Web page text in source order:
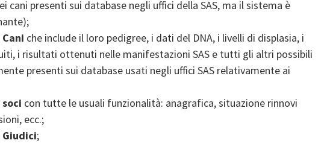
cani presenti sui database negli uffici della SAS, ma il sistema è
che include il loro pedigree, i dati del DNA, i livelli di displasia, i
i risultati ottenuti nelle manifestazioni SAS e tutti gli altri possibili
presenti sui database usati negli uffici SAS relativamente ai
con tutte le usuali funzionalità: anagrafica, situazione rinnovi
ecc.;
Giudici;